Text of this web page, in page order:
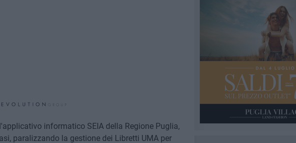
informatico SEIA della Regione Puglia,
paralizzando la gestione dei Libretti UMA per